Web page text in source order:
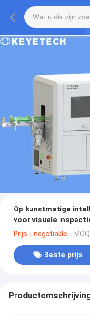
Op kunstmatige
voor visuele
Prijs：negotiable
Beste prijs